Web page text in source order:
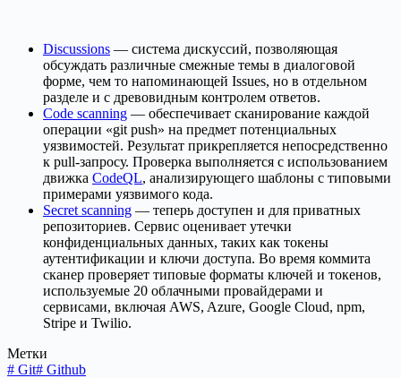
Discussions — система дискуссий, позволяющая
обсуждать различные смежные темы в диалоговой
форме, чем то напоминающей Issues, но в отдельном
разделе и с древовидным контролем ответов.
Code scanning — обеспечивает сканирование каждой
операции «git push» на предмет потенциальных
уязвимостей. Результат прикрепляется непосредственно
к pull-запросу. Проверка выполняется с использованием
движка CodeQL, анализирующего шаблоны с типовыми
примерами уязвимого кода.
Secret scanning — теперь доступен и для приватных
репозиториев. Сервис оценивает утечки
конфиденциальных данных, таких как токены
аутентификации и ключи доступа. Во время коммита
сканер проверяет типовые форматы ключей и токенов,
используемые 20 облачными провайдерами и
сервисами, включая AWS, Azure, Google Cloud, npm,
Stripe и Twilio.
Метки
# Git# Github